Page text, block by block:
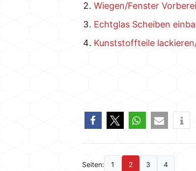
Wiegen/Fenster
Echtglas Scheiben
Kunststoffteile
Seiten: 1 2 3 4